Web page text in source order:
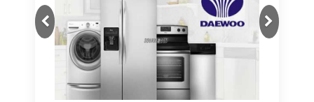
Previous
Next